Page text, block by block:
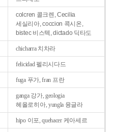
colcren 콜크렌, Cecilia
세실리아, coccion 콕시온,
bistec 비스텍, dictado 딕타도
chicharra 치차라
felicidad 펠리시다드
fuga 푸가, fran 프란
ganga 강가, geologia
헤올로히아, yungla 융글라
hipo 이포, quehacer 케아세르